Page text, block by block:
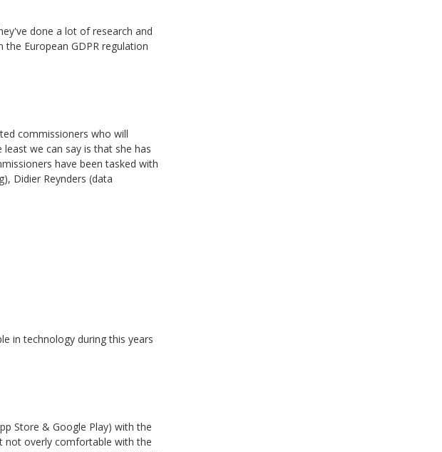
done a lot of research and
European GDPR regulation
commissioners who will
we can say is that she has
have been tasked with
Didier Reynders (data
in technology during this years
Store & Google Play) with the
not overly comfortable with the